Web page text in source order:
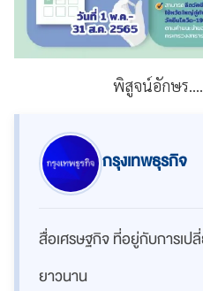
พิสูจน์อักษร
กรุงเทพธุรกิจ
สื่อเศรษฐกิจ ที่อยู่กับการเป
ยาวนาน